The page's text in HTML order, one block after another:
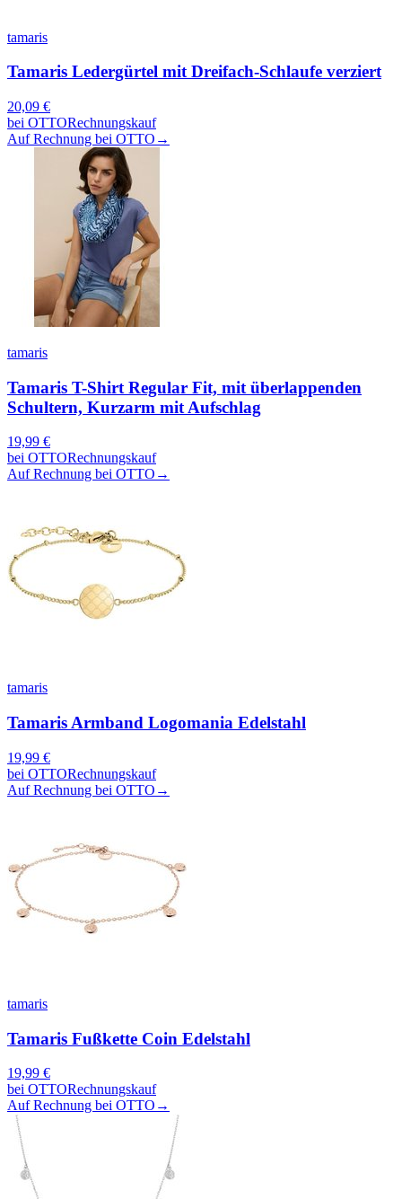
tamaris
Tamaris Ledergürtel mit Dreifach-Schlaufe verziert
20,09 €
bei OTTORechnungskauf
Auf Rechnung bei OTTO →
tamaris
Tamaris T-Shirt Regular Fit, mit überlappenden
Schultern, Kurzarm mit Aufschlag
19,99 €
bei OTTORechnungskauf
Auf Rechnung bei OTTO →
tamaris
Tamaris Armband Logomania Edelstahl
19,99 €
bei OTTORechnungskauf
Auf Rechnung bei OTTO →
tamaris
Tamaris Fußkette Coin Edelstahl
19,99 €
bei OTTORechnungskauf
Auf Rechnung bei OTTO →